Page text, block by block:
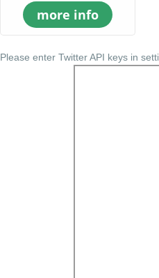
more info
Please enter Twitter API keys in